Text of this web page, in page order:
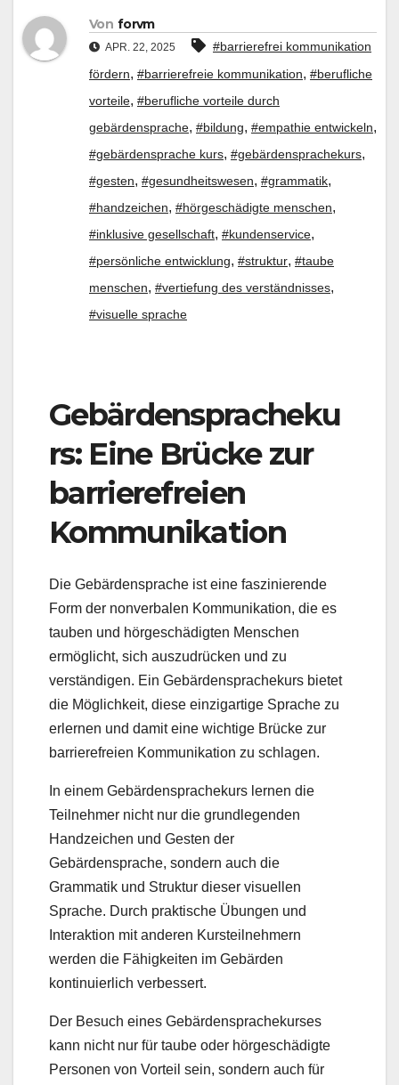
Von forvm
APR. 22, 2025
#barrierefrei kommunikation
fördern, #barrierefreie kommunikation, #berufliche
vorteile, #berufliche vorteile durch
gebärdensprache, #bildung, #empathie entwickeln,
#gebärdensprache kurs, #gebärdensprachekurs,
#gesten, #gesundheitswesen, #grammatik,
#handzeichen, #hörgeschädigte menschen,
#inklusive gesellschaft, #kundenservice,
#persönliche entwicklung, #struktur, #taube
menschen, #vertiefung des verständnisses,
#visuelle sprache
Gebärdenspracheku
rs: Eine Brücke zur
barrierefreien
Kommunikation
Die Gebärdensprache ist eine faszinierende
Form der nonverbalen Kommunikation, die es
tauben und hörgeschädigten Menschen
ermöglicht, sich auszudrücken und zu
verständigen. Ein Gebärdensprachekurs bietet
die Möglichkeit, diese einzigartige Sprache zu
erlernen und damit eine wichtige Brücke zur
barrierefreien Kommunikation zu schlagen.
In einem Gebärdensprachekurs lernen die
Teilnehmer nicht nur die grundlegenden
Handzeichen und Gesten der
Gebärdensprache, sondern auch die
Grammatik und Struktur dieser visuellen
Sprache. Durch praktische Übungen und
Interaktion mit anderen Kursteilnehmern
werden die Fähigkeiten im Gebärden
kontinuierlich verbessert.
Der Besuch eines Gebärdensprachekurses
kann nicht nur für taube oder hörgeschädigte
Personen von Vorteil sein, sondern auch für